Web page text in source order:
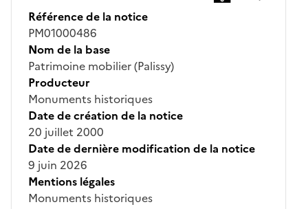
Référence de la notice
PM01000486
Nom de la base
Patrimoine mobilier (Palissy)
Producteur
Monuments historiques
Date de création de la notice
20 juillet 2000
Date de dernière modification de la notice
9 juin 2026
Mentions légales
Monuments historiques